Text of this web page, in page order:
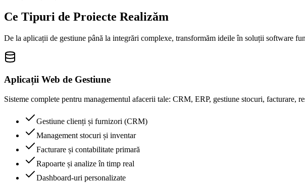
Ce Tipuri de Proiecte Realizăm
De la aplicații de gestiune până la integrări complexe, transformăm ideile în soluții software
Aplicații Web de Gestiune
Sisteme complete pentru managementul afacerii tale: CRM, ERP, gestiune stocuri, facturare,
Gestiune clienți și furnizori (CRM)
Management stocuri și inventar
Facturare și contabilitate primară
Rapoarte și analize în timp real
Dashboard-uri personalizate